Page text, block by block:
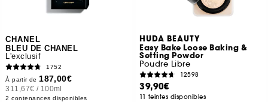
CHANEL
BLEU DE CHANEL
L'exclusif
1752
À partir de 187,00€
311,67€ / 100ml
2 contenances disponibles
HUDA BEAUTY
Easy Bake Loose Baking &
Setting Powder
Poudre Libre
12598
39,90€
11 teintes disponibles